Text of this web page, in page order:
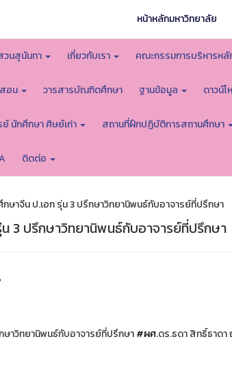
หน้าหลักมหาวิทยาลัย
วนสุนันทา เกี่ยวกับเรา คณะกรรมการบริหารห
อน วารสารบัณฑิตศึกษา ฐานข้อมูล ดาวน์
นักศึกษา ศิษย์เก่า สถานที่ฝึกปฏิบัติการสถานศึกษา
ติดต่อ
ษาจีน ป.เอก รุ่น 3 ปรึกษาวิทยานิพนธ์กับอาจารย์ที่ปรึกษา
3 ปรึกษาวิทยานิพนธ์กับอาจารย์ที่ปรึกษา
ษาวิทยานิพนธ์กับอาจารย์ที่ปรึกษา#ผศ.ดร.ธดา สิทธิ์ธาดา